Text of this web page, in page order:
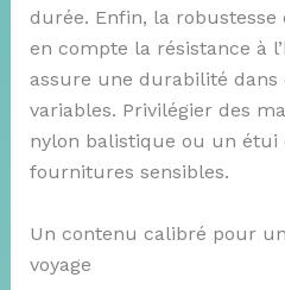
durée. Enfin, la
en compte la résistance à
assure une durabilité dans
variables. Privilégier des
nylon balistique ou un étui
fournitures sensibles.
Un contenu calibré pour
voyage